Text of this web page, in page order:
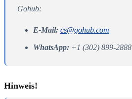
Gohub:
E-Mail: cs@gohub.com
WhatsApp: +1 (302) 899-2888
Hinweis!